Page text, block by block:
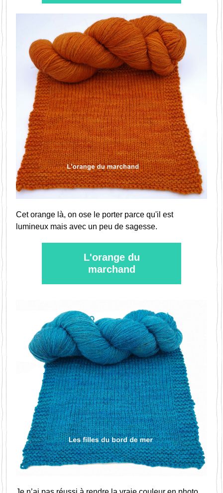
Cet orange là, on ose le porter parce qu'il est
lumineux mais avec un peu de sagesse.
L'orange du
marchand